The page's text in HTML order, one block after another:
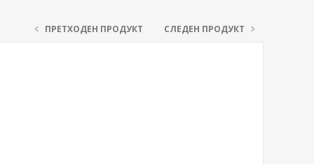
ПРЕТХОДЕН ПРОДУКТ СЛЕДЕН ПРОДУКТ